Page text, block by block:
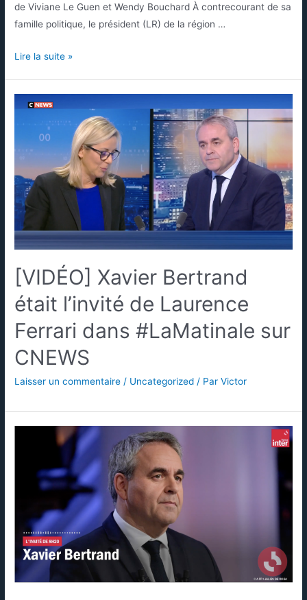
de Viviane Le Guen et Wendy Bouchard À contrecourant de sa
famille politique, le président (LR) de la région …
Lire la suite »
[VIDÉO] Xavier Bertrand
était l’invité de Laurence
Ferrari dans #LaMatinale sur
CNEWS
Laisser un commentaire / Uncategorized / ParVictor